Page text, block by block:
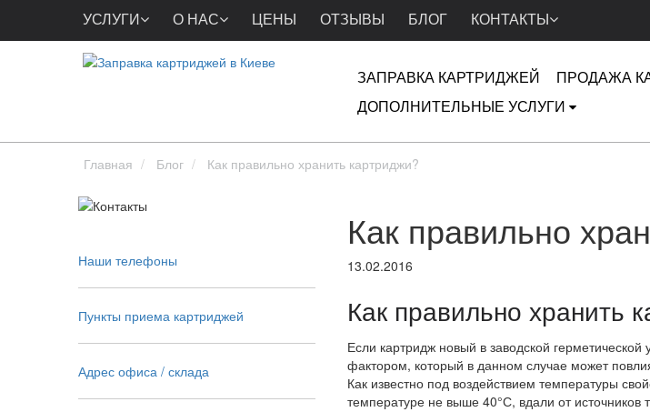
УСЛУГИ О НАС ЦЕНЫ ОТЗЫВЫ БЛОГ КОНТАКТЫ
ЗАПРАВКА КАРТРИДЖЕЙ ПРОДАЖА
ДОПОЛНИТЕЛЬНЫЕ УСЛУГИ
Главная Блог Как правильно хранить картриджи?
Наши телефоны
Пункты приема картриджей
Адрес офиса / склада
Как правильно
13.02.2016
Как правильно хранить
Если картридж новый в заводской
фактором, который в данном случае может
Как известно под воздействием температуры
температуре не выше 40°С, вдали от источников